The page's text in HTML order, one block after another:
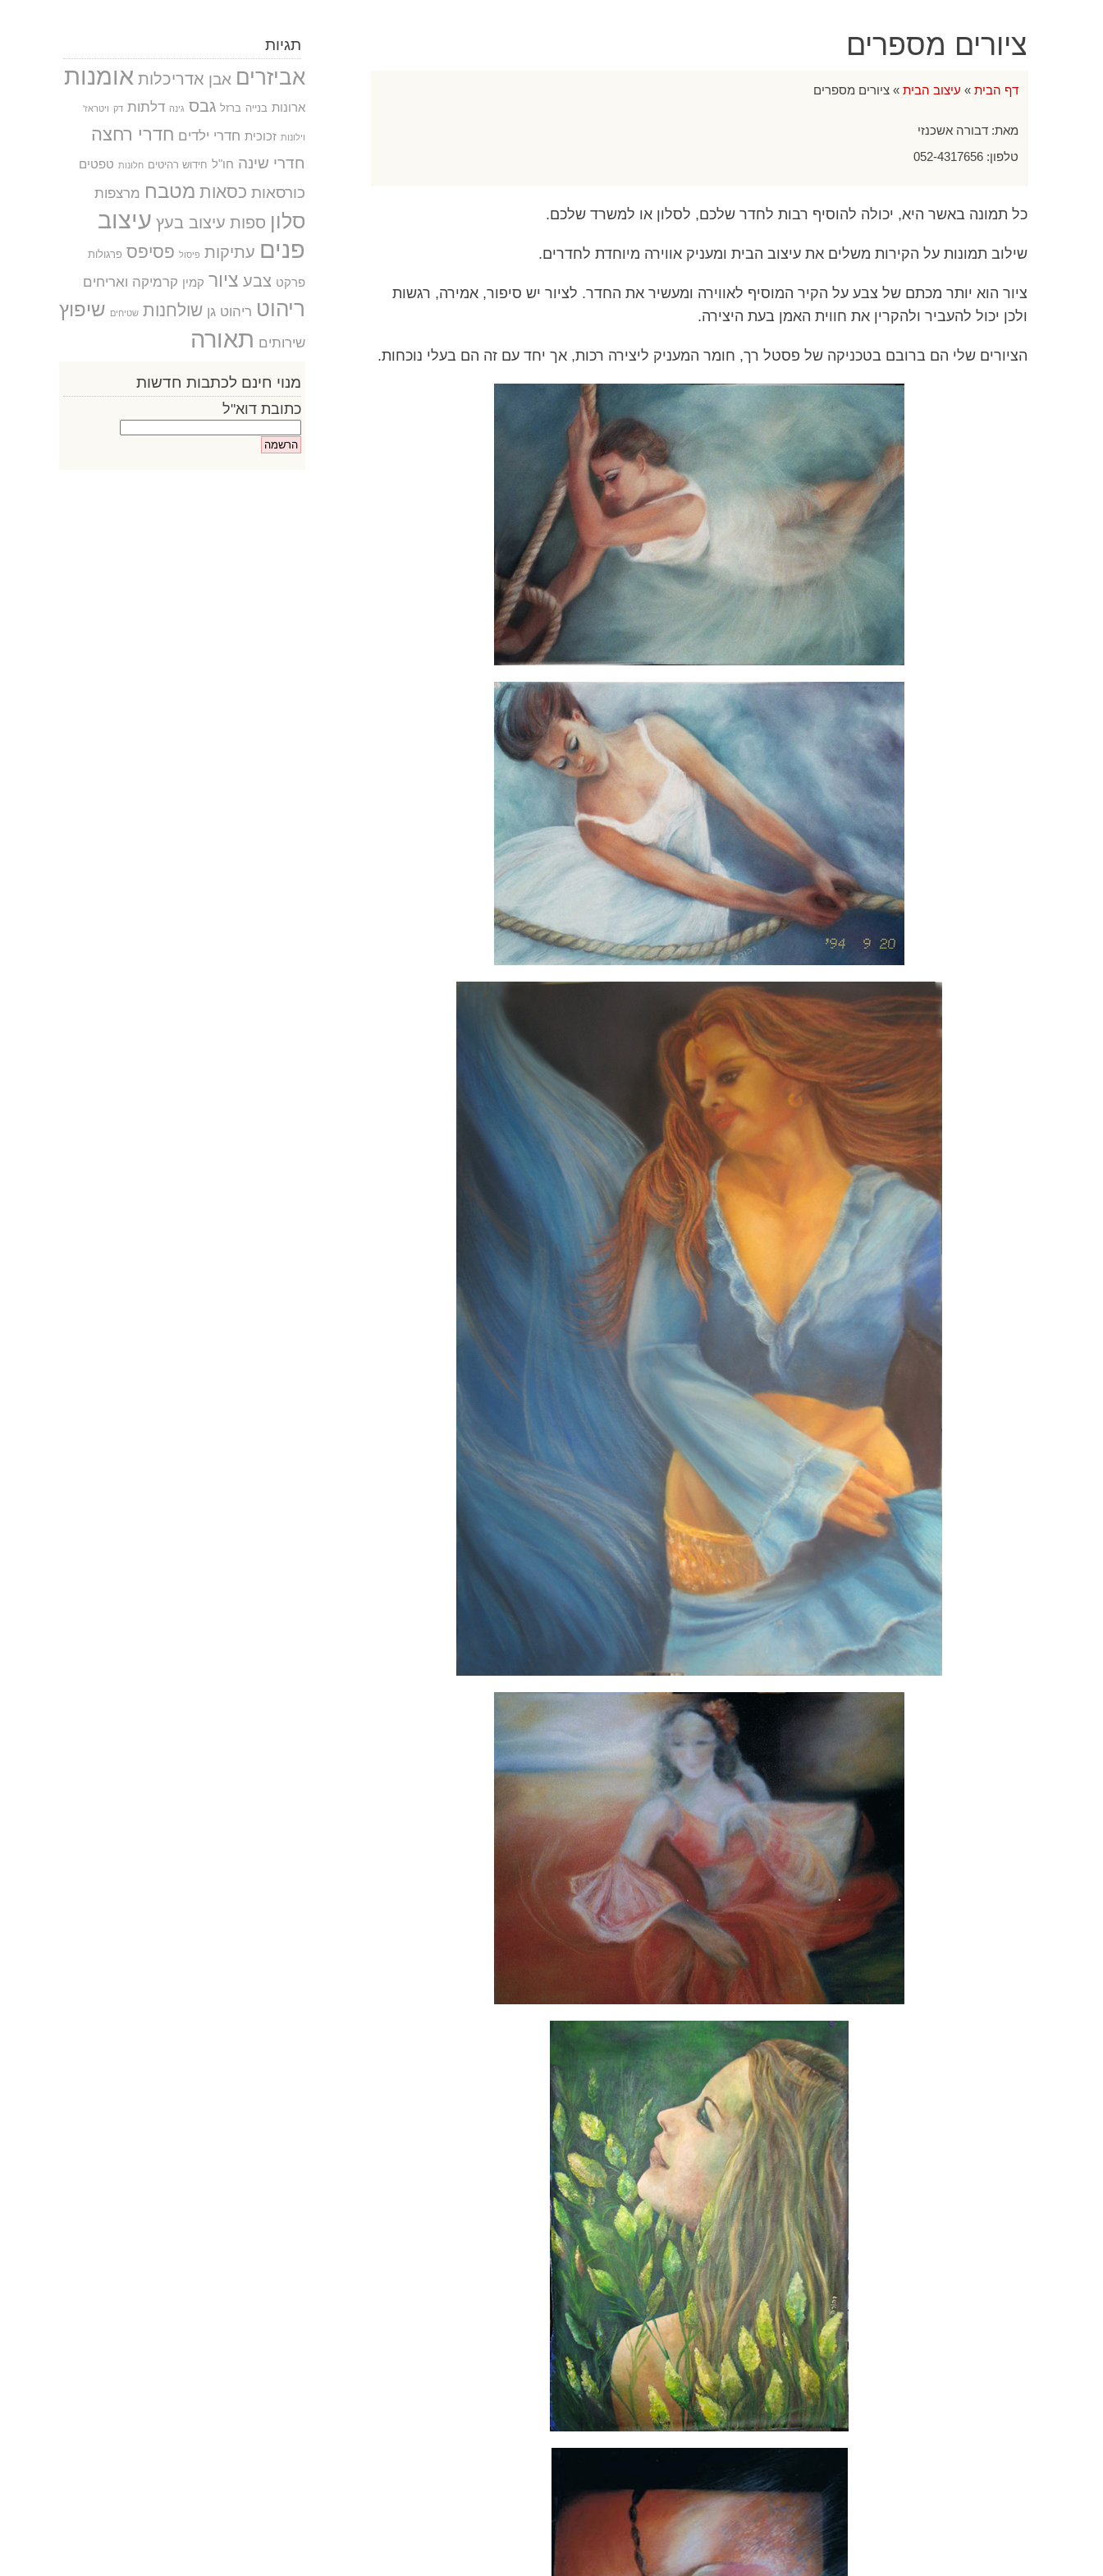
ציורים מספרים
דף הבית » עיצוב הבית » ציורים מספרים
מאת: דבורה אשכנזי
טלפון: 052-4317656
כל תמונה באשר היא, יכולה להוסיף רבות לחדר שלכם, לסלון או למשרד שלכם.
שילוב תמונות על הקירות משלים את עיצוב הבית ומעניק אווירה מיוחדת לחדרים.
ציור הוא יותר מכתם של צבע על הקיר המוסיף לאווירה ומעשיר את החדר. לציור יש סיפור, אמירה, רגשות
ולכן יכול להעביר ולהקרין את חווית האמן בעת היצירה.
הציורים שלי הם ברובם בטכניקה של פסטל רך, חומר המעניק ליצירה רכות, אך יחד עם זה הם בעלי נוכחות.
תגיות
אביזרים אבן אדריכלות אומנות
ארונות בנייה ברזל גבס גינה דלתות דק ויטראז'
וילונות זכוכית חדרי ילדים חדרי רחצה
חדרי שינה חו"ל חידוש רהיטים חלונות טפטים
כורסאות כסאות מטבח מרצפות
סלון ספות עיצוב בעץ עיצוב
פנים עתיקות פיסול פסיפס פרגולות
פרקט צבע ציור קמין קרמיקה ואריחים
ריהוט ריהוט גן שולחנות שטיחים שיפוץ
שירותים תאורה
מנוי חינם לכתבות חדשות
כתובת דוא"ל